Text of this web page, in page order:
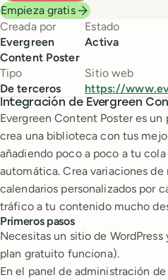
Empieza gratis
Creada por
Evergreen
Content Poster
Estado
Activa
Tipo
De terceros
Sitio web
https://
Integración de Evergreen
Evergreen Content Poster es un
crea una biblioteca con tus
añadiendo poco a poco a tu
automática. Crea variaciones
calendarios personalizados por
tráfico a tu contenido mucho
Primeros pasos
Necesitas un sitio de
plan gratuito funciona).
En el panel de administración de